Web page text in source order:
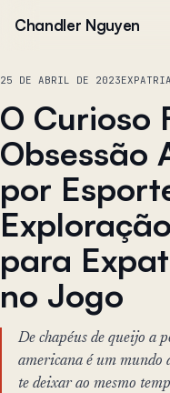
Chandler Nguyen
25 DE ABRIL DE 2023
O Curioso
Obsessão
por
para
no Jogo
De chapéus de queijo a
americana é um mundo
te deixar ao mesmo